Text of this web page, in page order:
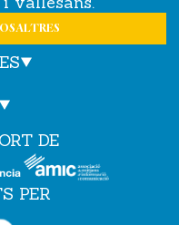
DE
PER